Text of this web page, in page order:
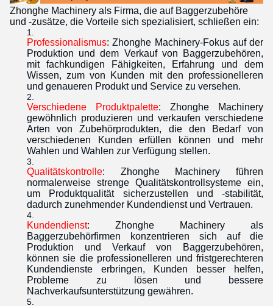
Zhonghe Machinery als Firma, die auf Baggerzubehöre
und -zusätze, die Vorteile sich spezialisiert, schließen ein:
Professionalismus: Zhonghe Machinery-Fokus auf der
Produktion und dem Verkauf von
Baggerzubehören,
mit fachkundigen Fähigkeiten, Erfahrung und dem
Wissen, zum von Kunden mit den professionelleren
und genaueren Produkt und Service zu versehen.
Verschiedene Produktpalette: Zhonghe Machinery
gewöhnlich produzieren und verkaufen verschiedene
Arten von Zubehörprodukten, die den Bedarf von
verschiedenen Kunden erfüllen können und mehr
Wahlen und Wahlen zur Verfügung stellen.
Qualitätskontrolle: Zhonghe Machinery führen
normalerweise strenge Qualitätskontrollsysteme ein,
um Produktqualität sicherzustellen und -stabilität,
dadurch zunehmender Kundendienst und Vertrauen.
Kundendienst: Zhonghe Machinery als
Baggerzubehörfirmen konzentrieren sich auf die
Produktion und Verkauf von Baggerzubehören,
können sie die professionelleren und fristgerechteren
Kundendienste erbringen, Kunden besser helfen,
Probleme zu lösen und bessere
Nachverkaufsunterstützung gewähren.